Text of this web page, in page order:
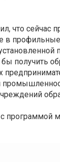
что сейчас
в
получить
программой